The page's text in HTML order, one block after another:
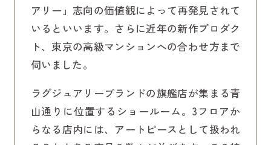
アリー」志向の価値観によって再発見されて
いるといいます。さらに近年の新作プロダク
ト、東京の高級マンションへの合わせ方まで
伺いました。
ラグジュアリーブランドの旗艦店が集まる青
山通りに位置するショールーム。3フロアか
らなる店内には、アートピースとして扱われ